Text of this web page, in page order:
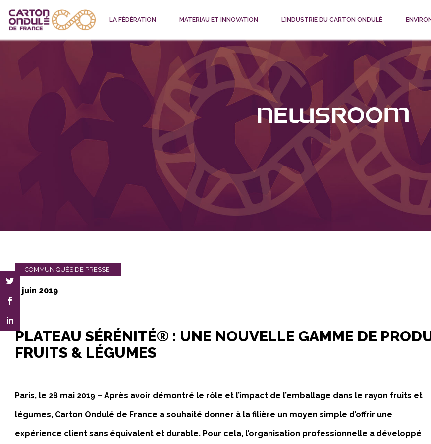
LA FÉDÉRATION MATERIAU ET INNOVATION L’INDUSTRIE DU CARTON ONDULÉ
Newsroom
COMMUNIQUÉS DE PRESSE
3 juin 2019
PLATEAU SÉRÉNITÉ® : UNE NOUVELLE GAMME DE
FRUITS & LÉGUMES
Paris, le 28 mai 2019 – Après avoir démontré le rôle et l’impact de l’emballage dans le rayon fruits et
légumes, Carton Ondulé de France a souhaité donner à la filière un moyen simple d’offrir une
expérience client sans équivalent et durable. Pour cela, l’organisation professionnelle a développé